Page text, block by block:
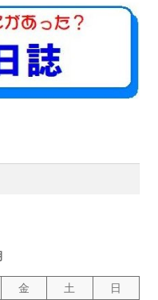
ウントダウンinかわ
カウントダウンinかわ
トダウンinかわさき
金 土
日